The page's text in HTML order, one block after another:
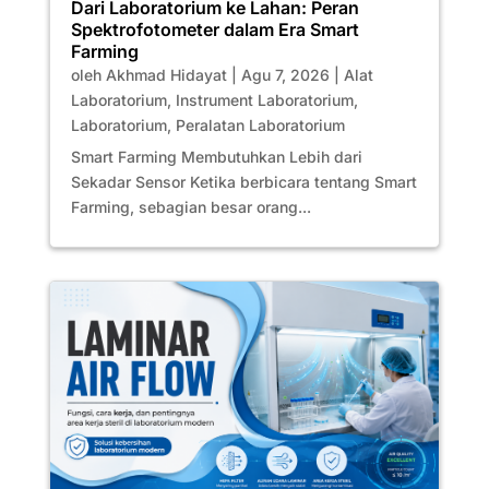
Dari Laboratorium ke Lahan: Peran
Spektrofotometer dalam Era Smart
Farming
oleh Akhmad Hidayat| Agu 7, 2026
Alat
Laboratorium, Instrument Laboratorium,
Laboratorium, Peralatan Laboratorium
Smart Farming Membutuhkan Lebih dari
Sekadar Sensor Ketika berbicara tentang Smart
Farming, sebagian besar orang...